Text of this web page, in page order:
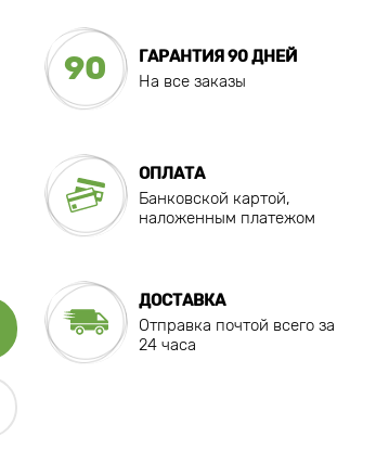
90
ГАРАНТИЯ 90 ДНЕЙ
На все заказы
ОПЛАТА
Банковской картой,
наложенным платежом
ДОСТАВКА
Отправка почтой всего за
24 часа